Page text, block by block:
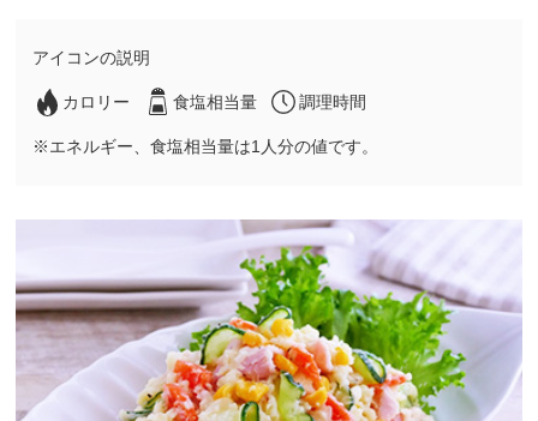
アイコンの説明
カロリー 食塩相当量 調理時間
※エネルギー、食塩相当量は1人分の値です。